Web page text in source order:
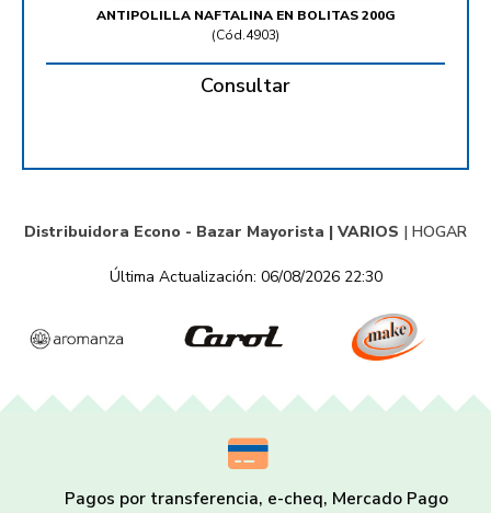
ANTIPOLILLA NAFTALINA EN BOLITAS 200G
(Cód.4903)
Consultar
Distribuidora Econo - Bazar Mayorista | VARIOS | HOGAR
Última Actualización: 06/08/2026 22:30
Pagos por transferencia, e-cheq, Mercado Pago